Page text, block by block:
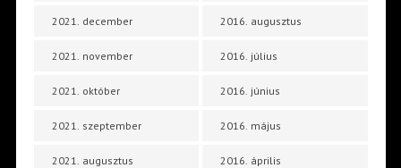
2021. december
2021. november
2021. október
2021. szeptember
2021. augusztus
2016. augusztus
2016. július
2016. június
2016. május
2016. április